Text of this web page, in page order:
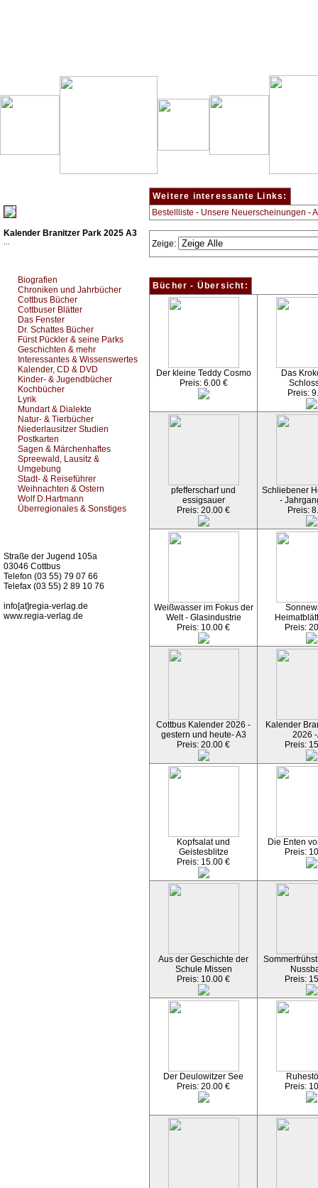
Kalender Branitzer Park 2025 A3
Biografien
Chroniken und Jahrbücher
Cottbus Bücher
Cottbuser Blätter
Das Fenster
Dr. Schattes Bücher
Fürst Pückler & seine Parks
Geschichten & mehr
Interessantes & Wissenswertes
Kalender, CD & DVD
Kinder- & Jugendbücher
Kochbücher
Lyrik
Mundart & Dialekte
Natur- & Tierbücher
Niederlausitzer Studien
Postkarten
Sagen & Märchenhaftes
Spreewald, Lausitz &
Umgebung
Stadt- & Reiseführer
Weihnachten & Ostern
Wolf D.Hartmann
Überregionales & Sonstiges
Straße der Jugend 105a
03046 Cottbus
Telefon (03 55) 79 07 66
Telefax (03 55) 2 89 10 76
info[at]regia-verlag.de
www.regia-verlag.de
Weitere interessante Links:
Bestellliste - Unsere Neuerscheinungen -
Zeige:
Bücher - Übersicht:
Der kleine Teddy Cosmo
Preis: 6.00 €
Das
Preis:
pfefferscharf und
essigsauer
Preis: 20.00 €
Schliebener
-
Preis:
Weißwasser im Fokus der
Welt - Glasindustrie
Preis: 10.00 €
Preis:
Cottbus Kalender 2026 -
gestern und heute- A3
Preis: 20.00 €
Kalender
2026
Preis:
Kopfsalat und
Geistesblitze
Preis: 15.00 €
Die Enten
Preis:
Aus der Geschichte der
Schule Missen
Preis: 10.00 €
Preis:
Der Deulowitzer See
Preis: 20.00 €
Preis: